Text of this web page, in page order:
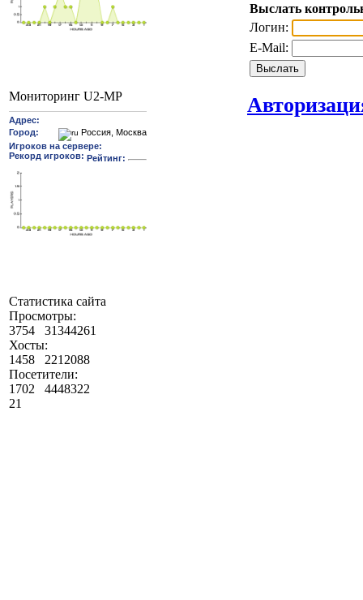
Мониторинг U2-MP
Статистика сайта
Просмотры:
3754
31344261
Хосты:
1458
2212088
Посетители:
1702
4448322
21
Выслать
Логин:
E-Mail: